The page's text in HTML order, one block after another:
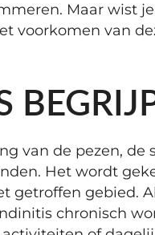
Maar wist
voorkomen van
van de pezen, de
Het wordt
getroffen gebied.
chronisch